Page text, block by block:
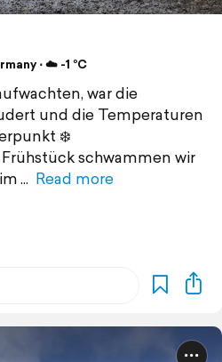
⋅ ☁️ -1 °C
war die
und die Temperaturen
❄️
schwammen wir
Read more